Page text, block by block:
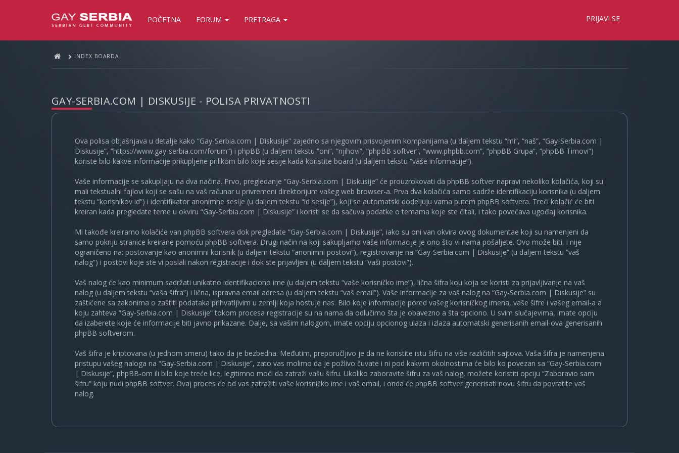
POČETNA FORUM PRETRAGA PRIJAVI SE
INDEX BOARDA
GAY-SERBIA.COM | DISKUSIJE - POLISA PRIVATNOSTI
Ova polisa objašnjava u detalje kako “Gay-Serbia.com | Diskusije” zajedno sa njegovim prisvojenim kompanijama (u daljem tekstu “mi”, “naš”, “Gay-Serbia.com |
Diskusije”, “https://www.gay-serbia.com/forum”) i phpBB (u daljem tekstu “oni”, “njihovi”, “phpBB softver”, “www.phpbb.com”, “phpBB Grupa”, “phpBB Timovi”)
koriste bilo kakve informacije prikupljene prilikom bilo koje sesije kada koristite board (u daljem tekstu “vaše informacije”).
Vaše informacije se sakupljaju na dva načina. Prvo, pregledanje “Gay-Serbia.com | Diskusije” će prouzrokovati da phpBB softver napravi nekoliko kolačića, koji su
mali tekstualni fajlovi koji se sašu na vaš računar u privremeni direktorijum vašeg web browser-a. Prva dva kolačića samo sadrže identifikaciju korisnika (u daljem
tekstu “korisnikov id”) i identifikator anonimne sesije (u daljem tekstu “id sesije”), koji se automatski dodeljuju vama putem phpBB softvera. Treći kolačić će biti
kreiran kada pregledate teme u okviru “Gay-Serbia.com | Diskusije” i koristi se da sačuva podatke o temama koje ste čitali, i tako povećava ugođaj korisnika.
Mi takođe kreiramo kolačiće van phpBB softvera dok pregledate “Gay-Serbia.com | Diskusije”, iako su oni van okvira ovog dokumentae koji su namenjeni da
samo pokriju stranice kreirane pomoću phpBB softvera. Drugi način na koji sakupljamo vaše informacije je ono što vi nama pošaljete. Ovo može biti, i nije
ograničeno na: postovanje kao anonimni korisnik (u daljem tekstu “anonimni postovi”), registrovanje na “Gay-Serbia.com | Diskusije” (u daljem tekstu “vaš
nalog”) i postovi koje ste vi poslali nakon registracije i dok ste prijavljeni (u daljem tekstu “vaši postovi”).
Vaš nalog će kao minimum sadržati unikatno identifikaciono ime (u daljem tekstu “vaše korisničko ime”), lična šifra kou koja se koristi za prijavljivanje na vaš
nalog (u daljem tekstu “vaša šifra”) i lična, ispravna email adresa (u daljem tekstu “vaš email”). Vaše informacije za vaš nalog na “Gay-Serbia.com | Diskusije” su
zaštićene sa zakonima o zaštiti podataka prihvatljivim u zemlji koja hostuje nas. Bilo koje informacije pored vašeg korisničkog imena, vaše šifre i vašeg email-a a
koju zahteva “Gay-Serbia.com | Diskusije” tokom procesa registracije su na nama da odlučimo šta je obavezno a šta opciono. U svim slučajevima, imate opciju
da izaberete koje će informacije biti javno prikazane. Dalje, sa vašim nalogom, imate opciju opcionog ulaza i izlaza automatski generisanih email-ova generisanih
phpBB softverom.
Vaš šifra je kriptovana (u jednom smeru) tako da je bezbedna. Međutim, preporučljivo je da ne koristite istu šifru na više različitih sajtova. Vaša šifra je namenjena
pristupu vašeg naloga na “Gay-Serbia.com | Diskusije”, zato vas molimo da je požlivo čuvate i ni pod kakvim okolnostima će bilo ko povezan sa “Gay-Serbia.com
| Diskusije”, phpBB-om ili bilo koje treće lice, legitimno moći da zatraži vašu šifru. Ukoliko zaboravite šifru za vaš nalog, možete koristiti opciju “Zaboravio sam
šifru” koju nudi phpBB softver. Ovaj proces će od vas zatražiti vaše korisničko ime i vaš email, i onda će phpBB softver generisati novu šifru da povratite vaš
nalog.